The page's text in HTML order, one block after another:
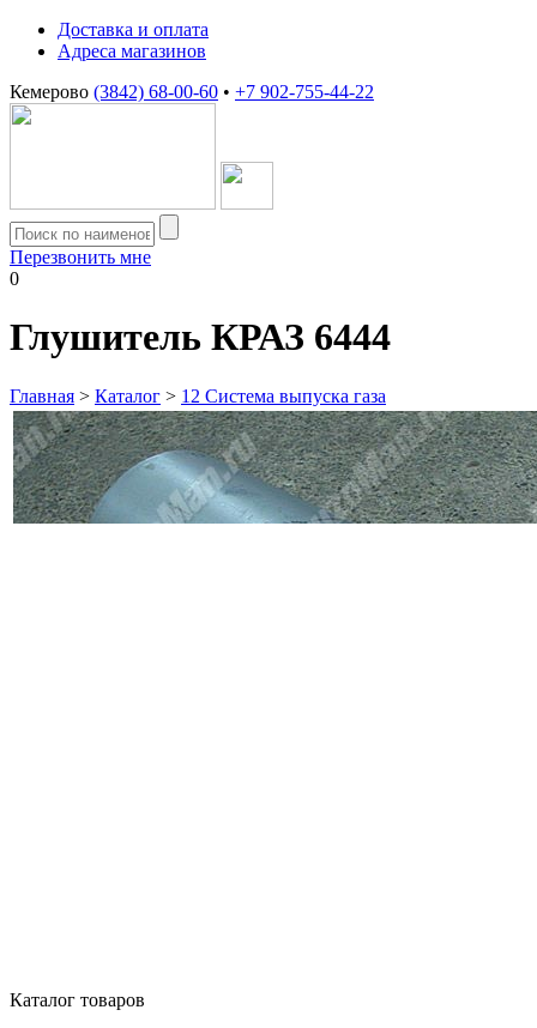
Доставка и оплата
Адреса магазинов
Кемерово (3842) 68-00-60 • +7 902-755-44-22
Перезвонить мне
0
Глушитель КРАЗ 6444
Главная > Каталог > 12 Система выпуска газа
Каталог товаров